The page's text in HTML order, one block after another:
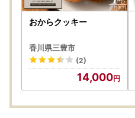
おからクッキー
香川県三豊市
(2)
14,000